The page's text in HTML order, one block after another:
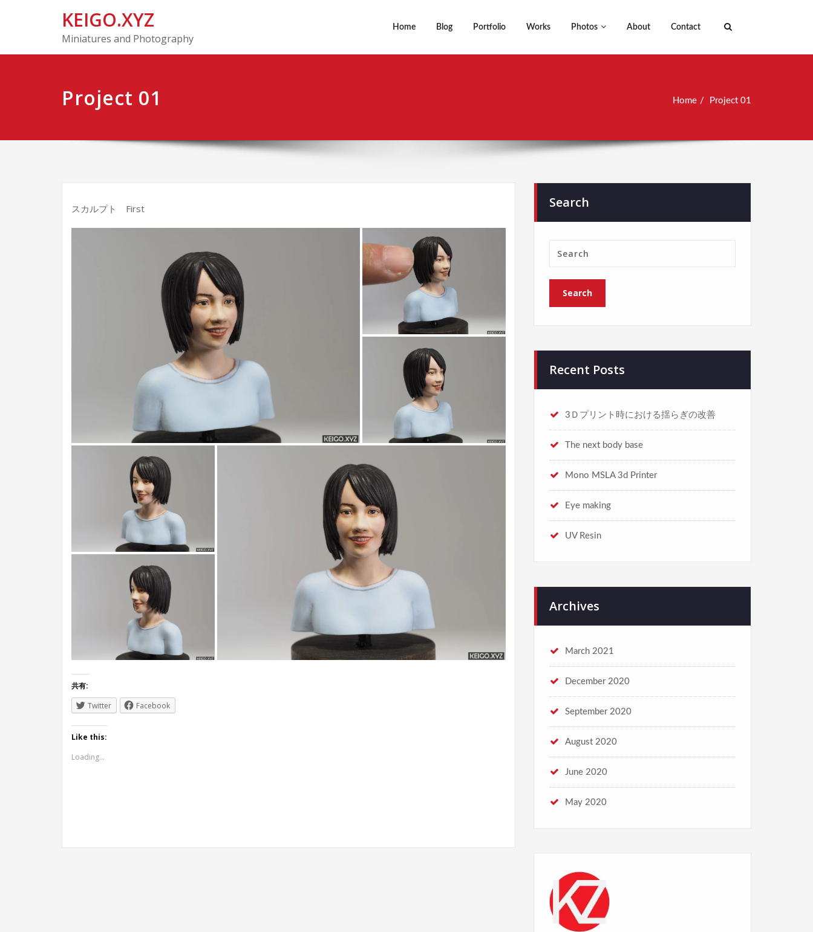
KEIGO.XYZ
Miniatures and Photography
Home Blog Portfolio Works Photos About Contact
Project 01 Home Project 01
スカルプト First
共有:
Twitter
Facebook
Like this:
Loading...
Search
Recent Posts
3Ｄプリント時における揺らぎの改善
The next body base
Mono MSLA 3d Printer
Eye making
UV Resin
Archives
March 2021
December 2020
September 2020
August 2020
June 2020
May 2020